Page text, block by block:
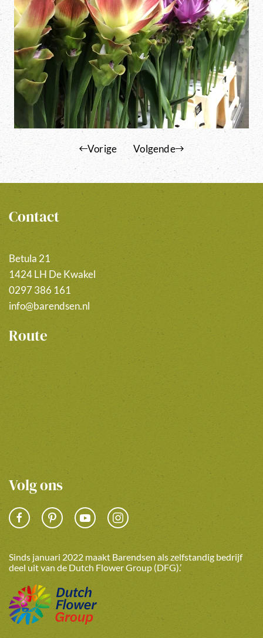
Vorige Volgende
Contact
Betula 21
1424 LH De Kwakel
0297 386 161
info@barendsen.nl
Route
Volg ons
Sinds januari 2022 maakt Barendsen als zelfstandig bedrijf
deel uit van de Dutch Flower Group (DFG).’